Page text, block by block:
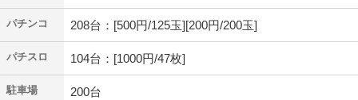
パチンコ 208台：[500円/125玉][200円/200玉]
パチスロ 104台：[1000円/47枚]
駐車場 200台